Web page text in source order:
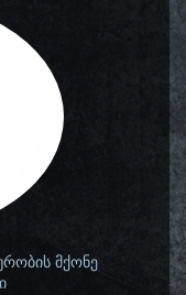
მქონე